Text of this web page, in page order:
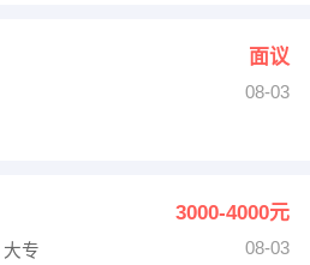
面议
08-03
3000-4000元
大专
08-03